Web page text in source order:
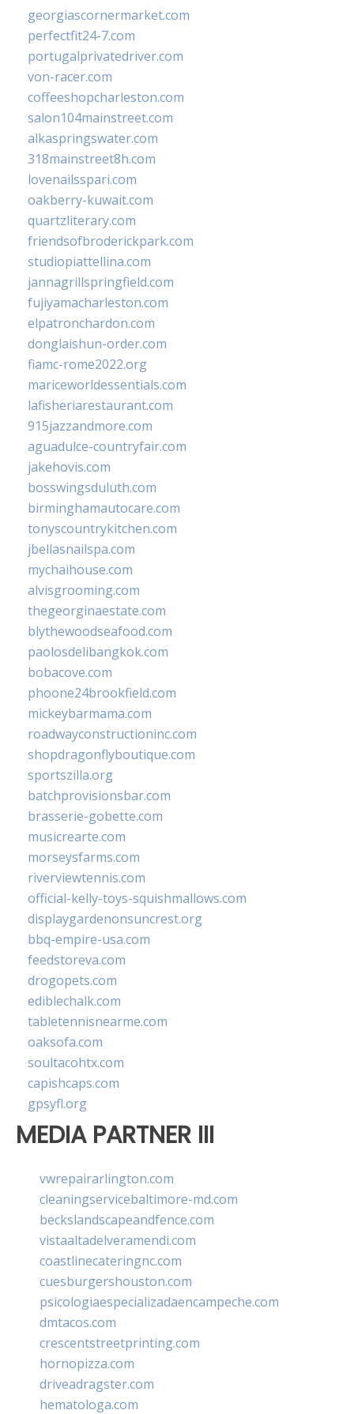
georgiascornermarket.com
perfectfit24-7.com
portugalprivatedriver.com
von-racer.com
coffeeshopcharleston.com
salon104mainstreet.com
alkaspringswater.com
318mainstreet8h.com
lovenailsspari.com
oakberry-kuwait.com
quartzliterary.com
friendsofbroderickpark.com
studiopiattellina.com
jannagrillspringfield.com
fujiyamacharleston.com
elpatronchardon.com
donglaishun-order.com
fiamc-rome2022.org
mariceworldessentials.com
lafisheriarestaurant.com
915jazzandmore.com
aguadulce-countryfair.com
jakehovis.com
bosswingsduluth.com
birminghamautocare.com
tonyscountrykitchen.com
jbellasnailspa.com
mychaihouse.com
alvisgrooming.com
thegeorginaestate.com
blythewoodseafood.com
paolosdelibangkok.com
bobacove.com
phoone24brookfield.com
mickeybarmama.com
roadwayconstructioninc.com
shopdragonflyboutique.com
sportszilla.org
batchprovisionsbar.com
brasserie-gobette.com
musicrearte.com
morseysfarms.com
riverviewtennis.com
official-kelly-toys-squishmallows.com
displaygardenonsuncrest.org
bbq-empire-usa.com
feedstoreva.com
drogopets.com
ediblechalk.com
tabletennisnearme.com
oaksofa.com
soultacohtx.com
capishcaps.com
gpsyfl.org
MEDIA PARTNER III
vwrepairarlington.com
cleaningservicebaltimore-md.com
beckslandscapeandfence.com
vistaaltadelveramendi.com
coastlinecateringnc.com
cuesburgershouston.com
psicologiaespecializadaencampeche.com
dmtacos.com
crescentstreetprinting.com
hornopizza.com
driveadragster.com
hematologa.com